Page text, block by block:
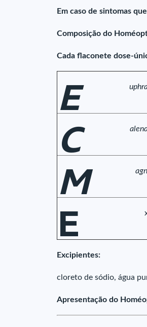
Em caso de sintomas
Composição do
Cada flaconete dose-
E
C
M
E
Excipientes:
cloreto de sódio, água
Apresentação do